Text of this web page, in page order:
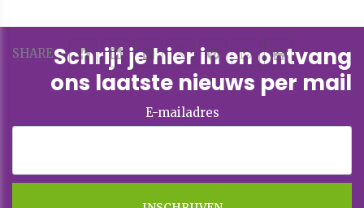
SHARESchrijf je hier in en ontvang
ons laatste nieuws per mail
E-mailadres